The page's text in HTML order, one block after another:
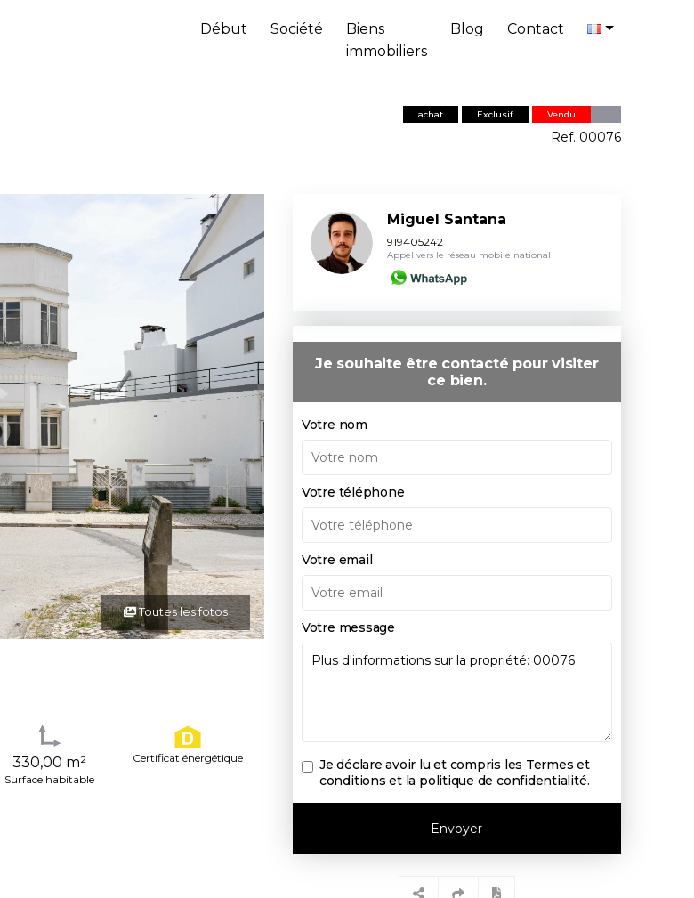
Début Société
Biens
immobiliers
Blog Contact
achat Exclusif Vendu
Ref. 00076
Toutes les fotos
330,00 m²
Surface habitable
Certificat énergétique
Miguel Santana
919405242
Appel vers le réseau mobile national
Je souhaite être contacté pour visiter
ce bien.
Votre nom
Votre téléphone
Votre email
Votre message
Je déclare avoir lu et compris les Termes et
conditions et la politique de confidentialité.
Envoyer